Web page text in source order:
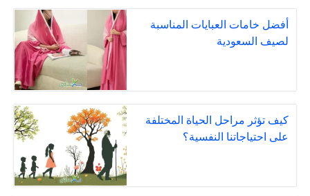
أفضل خامات العبايات المناسبة
لصيف السعودية
كيف تؤثر مراحل الحياة المختلفة
على احتياجاتنا النفسية؟